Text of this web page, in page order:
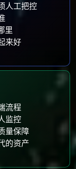
人工把控
里
来好
流程
监控
量保障
的资产